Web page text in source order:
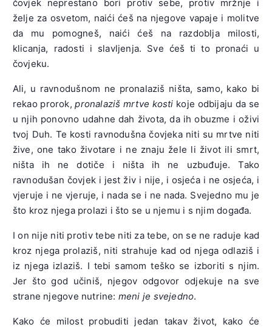
čovjek neprestano bori protiv sebe, protiv mržnje i
želje za osvetom, naići ćeš na njegove vapaje i molitve
da mu pomogneš, naići ćeš na razdoblja milosti,
klicanja, radosti i slavljenja. Sve ćeš ti to pronaći u
čovjeku.
Ali, u ravnodušnom ne pronalaziš ništa, samo, kako bi
rekao prorok,pronalaziš mrtve kosti koje odbijaju da se
u njih ponovno udahne dah života, da ih obuzme i oživi
tvoj Duh. Te kosti ravnodušna čovjeka niti su mrtve niti
žive, one tako životare i ne znaju žele li život ili smrt,
ništa ih ne dotiče i ništa ih ne uzbuđuje. Tako
ravnodušan čovjek i jest živ i nije, i osjeća i ne osjeća, i
vjeruje i ne vjeruje, i nada se i ne nada. Svejedno mu je
što kroz njega prolazi i što se u njemu i s njim događa.
I on nije niti protiv tebe niti za tebe, on se ne raduje kad
kroz njega prolaziš, niti strahuje kad od njega odlaziš i
iz njega izlaziš. I tebi samom teško se izboriti s njim.
Jer što god učiniš, njegov odgovor odjekuje na sve
strane njegove nutrine: meni je svejedno.
Kako će milost probuditi jedan takav život, kako će